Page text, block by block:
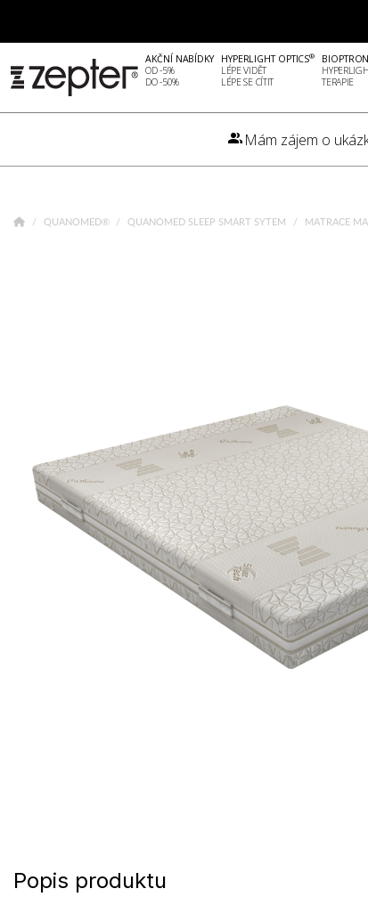
AKČNÍ NABÍDKY
OD -5%
DO -50%
HYPERLIGHT OPTICS®
LÉPE VIDĚT
LÉPE SE CÍTIT
TERAPIE
Mám zájem o
QUANOMED® QUANOMED SLEEP SMART SYTEM MATRACE
Popis produktu